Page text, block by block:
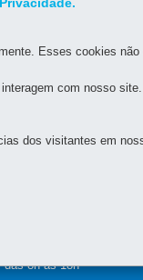
das 8h às 18h
Esses cookies
com nosso
dos visitantes em